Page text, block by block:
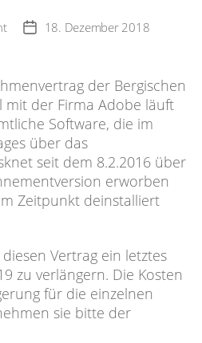
Veröffentlichungsdatum
18. Dezember 2018
der Bergischen
mit der Firma Adobe läuft
Software, die im
über das
seit dem 8.2.2016 über
erworben
Zeitpunkt deinstalliert
Vertrag ein letztes
zu verlängern. Die Kosten
für die einzelnen
sie bitte der